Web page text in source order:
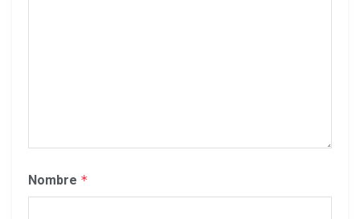
Nombre *